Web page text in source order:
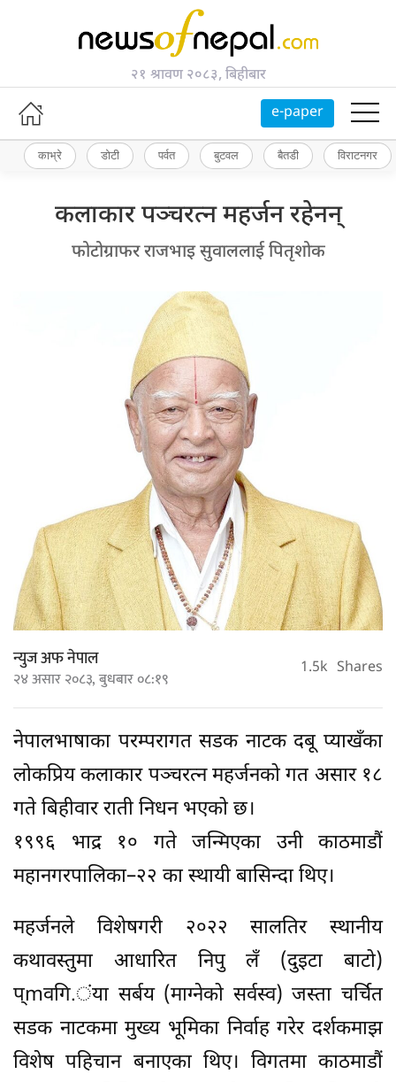
२१ श्रावण २०८३, बिहीबार
e-paper
काभ्रे डोटी पर्वत बुटवल बैतडी विराटनगर
कलाकार पञ्चरत्न महर्जन रहेनन्
फोटोग्राफर राजभाइ सुवाललाई पितृशोक
न्युज अफ नेपाल
२४ असार २०८३, बुधबार ०८:१९ 1.5k Shares
नेपालभाषाका परम्परागत सडक नाटक दबू प्याखँका
लोकप्रिय कलाकार पञ्चरत्न महर्जनको गत असार १८
गते बिहीवार राती निधन भएको छ।
१९९६ भाद्र १० गते जन्मिएका उनी काठमाडौं
महानगरपालिका–२२ का स्थायी बासिन्दा थिए।
महर्जनले विशेषगरी २०२२ सालतिर स्थानीय
कथावस्तुमा आधारित निपु लँ (दुइटा बाटो)
प्mवगि.ंया सर्बय (माग्नेको सर्वस्व) जस्ता चर्चित
सडक नाटकमा मुख्य भूमिका निर्वाह गरेर दर्शकमाझ
विशेष पहिचान बनाएका थिए। विगतमा काठमाडौं